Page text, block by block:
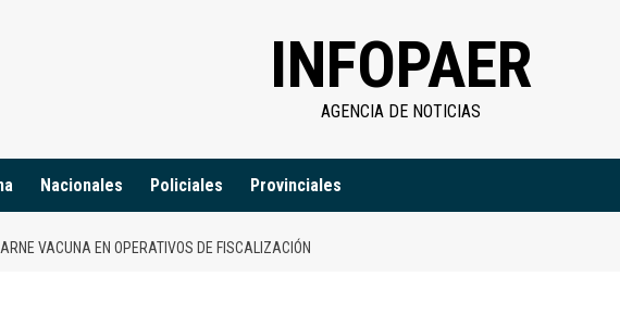
INFOPAER
AGENCIA DE NOTICIAS
Nacionales Policiales Provinciales
VACUNA EN OPERATIVOS DE FISCALIZACIÓN